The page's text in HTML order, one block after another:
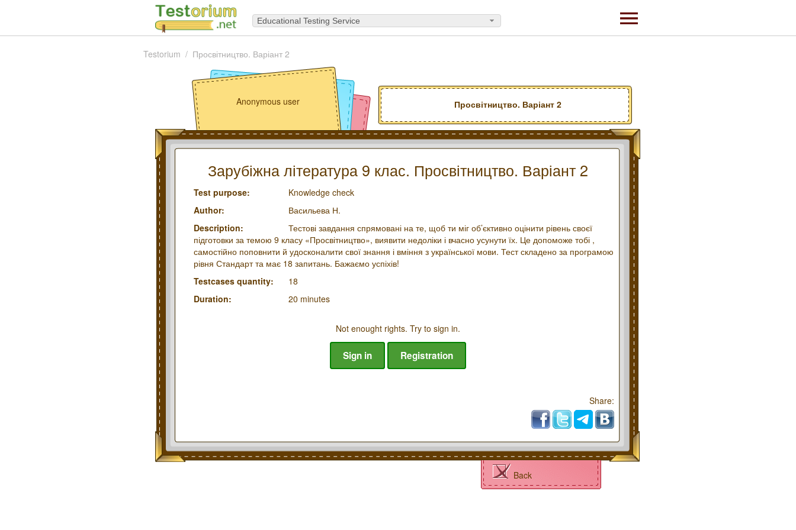
Educational Testing Service
Testorium Просвітництво. Варіант 2
Просвітництво. Варіант 2
Anonymous user
Зарубіжна література 9 клас. Просвітництво. Варіант 2
Test purpose:
Knowledge check
Author:
Васильева Н.
Description:
Тестові завдання спрямовані на те, щоб ти міг об’єктивно оцінити рівень своєї
підготовки за темою 9 класу «Просвітництво», виявити недоліки і вчасно усунути їх. Це допоможе тобі ,
самостійно поповнити й удосконалити свої знання і вміння з української мови. Тест складено за програмою
рівня Стандарт та має 18 запитань. Бажаємо успіхів!
Testcases quantity:
18
Duration:
20 minutes
Not enought rights. Try to sign in.
Sign in Registration
Share:
Back